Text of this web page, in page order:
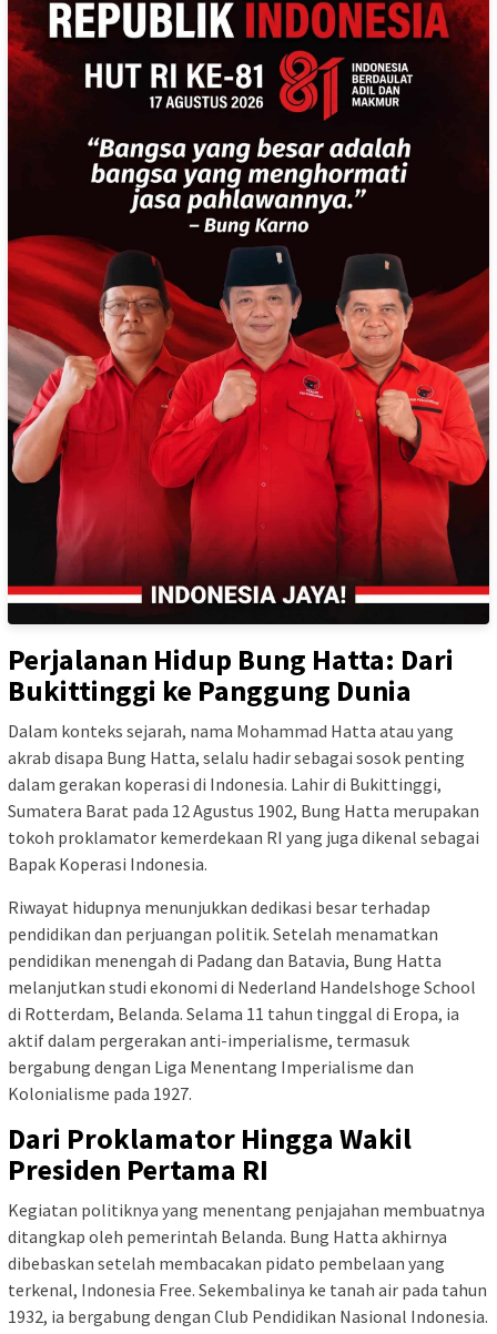
Perjalanan Hidup Bung Hatta: Dari
Bukittinggi ke Panggung Dunia
Dalam konteks sejarah, nama Mohammad Hatta atau yang
akrab disapa Bung Hatta, selalu hadir sebagai sosok penting
dalam gerakan koperasi di Indonesia. Lahir di Bukittinggi,
Sumatera Barat pada 12 Agustus 1902, Bung Hatta merupakan
tokoh proklamator kemerdekaan RI yang juga dikenal sebagai
Bapak Koperasi Indonesia.
Riwayat hidupnya menunjukkan dedikasi besar terhadap
pendidikan dan perjuangan politik. Setelah menamatkan
pendidikan menengah di Padang dan Batavia, Bung Hatta
melanjutkan studi ekonomi di Nederland Handelshoge School
di Rotterdam, Belanda. Selama 11 tahun tinggal di Eropa, ia
aktif dalam pergerakan anti-imperialisme, termasuk
bergabung dengan Liga Menentang Imperialisme dan
Kolonialisme pada 1927.
Dari Proklamator Hingga Wakil
Presiden Pertama RI
Kegiatan politiknya yang menentang penjajahan membuatnya
ditangkap oleh pemerintah Belanda. Bung Hatta akhirnya
dibebaskan setelah membacakan pidato pembelaan yang
terkenal, Indonesia Free. Sekembalinya ke tanah air pada tahun
1932, ia bergabung dengan Club Pendidikan Nasional Indonesia.